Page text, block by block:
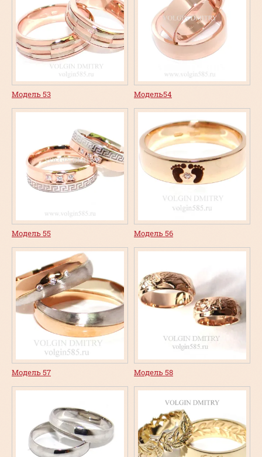
Модель 53 Модель54
Модель 55 Модель 56
Модель 57 Модель 58